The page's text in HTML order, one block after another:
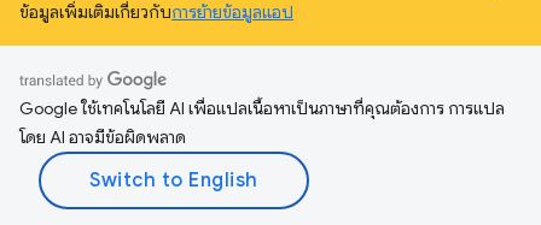
ข้อมูลเพิ่มเติมเกี่ยวกับการย้ายข้อมูลแอป
Google ใช้เทคโนโลยี AI เพื่อแปลเนื้อหาเป็นภาษาที่คุณต้องการ การแปล
โดย AI อาจมีข้อผิดพลาด